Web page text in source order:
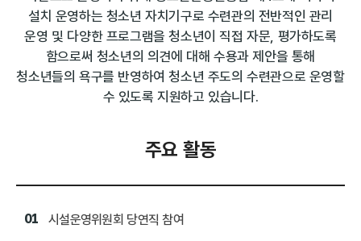
설치 운영하는 청소년 자치기구로 수련관의 전반적인 관리
운영 및 다양한 프로그램을 청소년이 직접 자문, 평가하도록
함으로써 청소년의 의견에 대해 수용과 제안을 통해
청소년들의 욕구를 반영하여 청소년 주도의 수련관으로 운영할
수 있도록 지원하고 있습니다.
주요 활동
01 시설운영위원회 당연직 참여